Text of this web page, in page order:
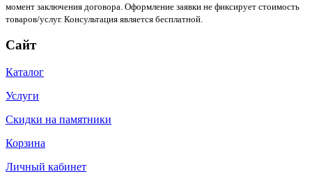
момент заключения договора. Оформление заявки не фиксирует стоимость
товаров/услуг. Консультация является бесплатной.
Сайт
Каталог
Услуги
Скидки на памятники
Корзина
Личный кабинет